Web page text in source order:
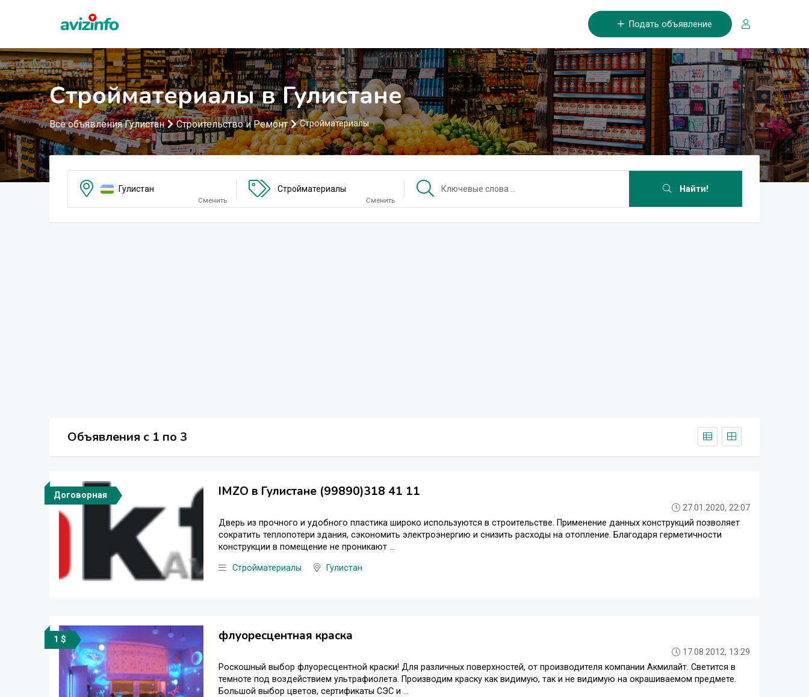
Подать объявление
Стройматериалы в Гулистане
Все объявления Гулистан Строительство и Ремонт Стройматериалы
Гулистан
Сменить
Стройматериалы
Сменить
Найти!
Объявления c 1 по 3
Договорная IMZO в Гулистане (99890)318 41 11
27.01.2020, 22:07
Дверь из прочного и удобного пластика широко используются в строительстве. Применение данных конструкций позволяет
сократить теплопотери здания, сэкономить электроэнергию и снизить расходы на отопление. Благодаря герметичности
конструкции в помещение не проникают ...
Стройматериалы Гулистан
1 $ флуоресцентная краска
17.08.2012, 13:29
Роскошный выбор флуоресцентной краски! Для различных поверхностей, от производителя компании Акмилайт. Светится в
темноте под воздействием ультрафиолета. Производим краску как видимую, так и не видимую на окрашиваемом предмете.
Большой выбор цветов, сертификаты СЭС и ...